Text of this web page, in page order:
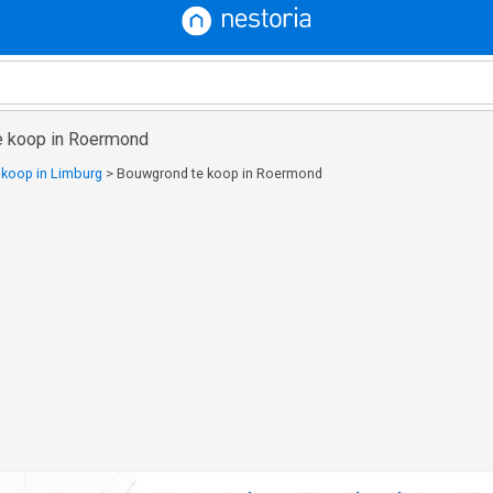
koop in Roermond
in Limburg > Bouwgrond te koop in Roermond